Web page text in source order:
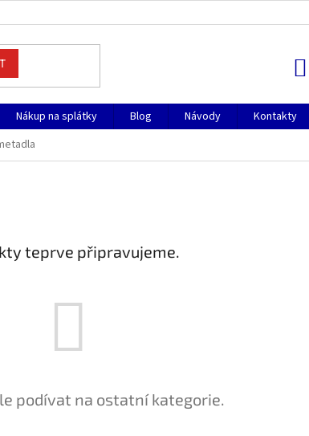
Nákup na splátky Blog Návody Kontakty
teprve připravujeme.
podívat na ostatní kategorie.